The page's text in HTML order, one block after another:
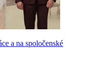
a na spoločenské